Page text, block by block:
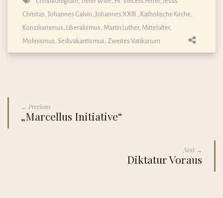
Christus Johannes Calvin Johannes XXIII. Katholische Kirche
Konziliarismus Liberalismus Martin Luther, Mittelalter,
Molinismus Sedivakantismus Zweites Vatikanum
← Previous
„Marcellus Initiative“
Next →
Diktatur Voraus